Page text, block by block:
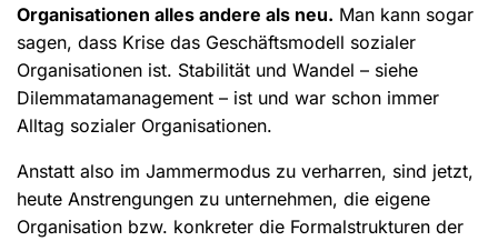
Organisationen alles andere als neu. Man kann sogar
sagen, dass Krise das Geschäftsmodell sozialer
Organisationen ist. Stabilität und Wandel – siehe
Dilemmatamanagement – ist und war schon immer
Alltag sozialer Organisationen.
Anstatt also im Jammermodus zu verharren, sind jetzt,
heute Anstrengungen zu unternehmen, die eigene
Organisation bzw. konkreter die Formalstrukturen der